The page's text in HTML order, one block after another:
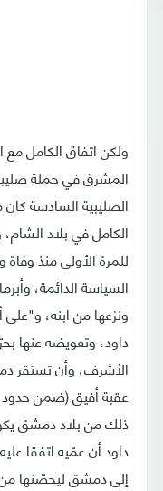
ولكن اتفاق الكامل مع
المشرق في حملة
الصليبية السادسة كان
الكامل في بلاد
للمرة الأولى منذ
السياسة الدائمة،
ونزعها من ابنه،
داود، وتعويضه عنها
الأشرف، وأن تستقر
عقبة أفيق (ضمن حدود
داود أن عمّيه اتفقا
إلى دمشق ليحصّنها